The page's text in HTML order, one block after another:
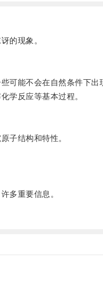
的现象。
能不会在自然条件下出
学反应等基本过程。
子结构和特性。
多重要信息。